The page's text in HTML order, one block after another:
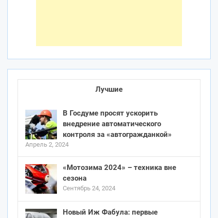
Лучшие
В Госдуме просят ускорить
внедрение автоматического
контроля за «автогражданкой»
Апрель 2, 2024
«Мотозима 2024» – техника вне
сезона
Сентябрь 24, 2024
Новый Иж Фабула: первые